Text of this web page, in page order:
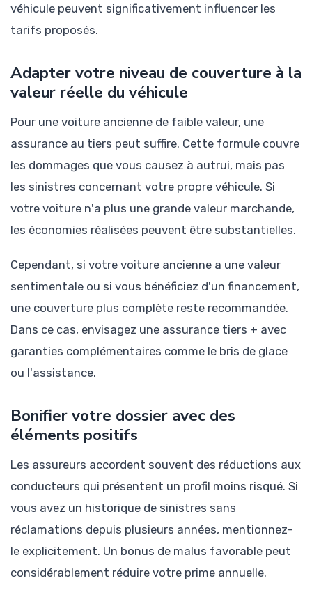
véhicule peuvent significativement influencer les
tarifs proposés.
Adapter votre niveau de couverture à la
valeur réelle du véhicule
Pour une voiture ancienne de faible valeur, une
assurance au tiers peut suffire. Cette formule couvre
les dommages que vous causez à autrui, mais pas
les sinistres concernant votre propre véhicule. Si
votre voiture n'a plus une grande valeur marchande,
les économies réalisées peuvent être substantielles.
Cependant, si votre voiture ancienne a une valeur
sentimentale ou si vous bénéficiez d'un financement,
une couverture plus complète reste recommandée.
Dans ce cas, envisagez une assurance tiers + avec
garanties complémentaires comme le bris de glace
ou l'assistance.
Bonifier votre dossier avec des
éléments positifs
Les assureurs accordent souvent des réductions aux
conducteurs qui présentent un profil moins risqué. Si
vous avez un historique de sinistres sans
réclamations depuis plusieurs années, mentionnez-
le explicitement. Un bonus de malus favorable peut
considérablement réduire votre prime annuelle.